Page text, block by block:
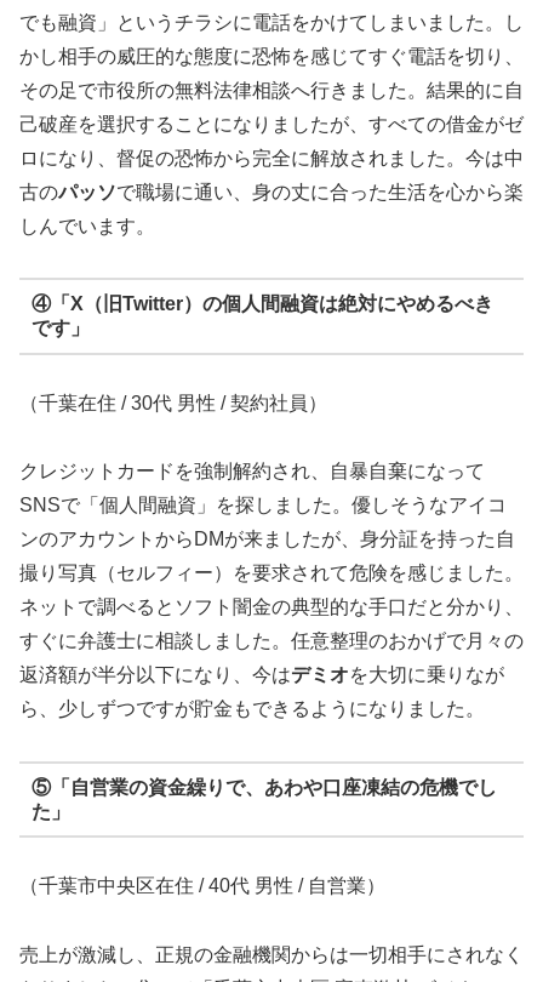
でも融資」というチラシに電話をかけてしまいました。し
かし相手の威圧的な態度に恐怖を感じてすぐ電話を切り、
その足で市役所の無料法律相談へ行きました。結果的に自
己破産を選択することになりましたが、すべての借金がゼ
ロになり、督促の恐怖から完全に解放されました。今は中
古のパッソで職場に通い、身の丈に合った生活を心から楽
しんでいます。
④「X（旧Twitter）の個人間融資は絶対にやめるべき
です」
（千葉在住 / 30代 男性 / 契約社員）
クレジットカードを強制解約され、自暴自棄になって
SNSで「個人間融資」を探しました。優しそうなアイコ
ンのアカウントからDMが来ましたが、身分証を持った自
撮り写真（セルフィー）を要求されて危険を感じました。
ネットで調べるとソフト闇金の典型的な手口だと分かり、
すぐに弁護士に相談しました。任意整理のおかげで月々の
返済額が半分以下になり、今はデミオを大切に乗りなが
ら、少しずつですが貯金もできるようになりました。
⑤「自営業の資金繰りで、あわや口座凍結の危機でし
た」
（千葉市中央区在住 / 40代 男性 / 自営業）
売上が激減し、正規の金融機関からは一切相手にされなく